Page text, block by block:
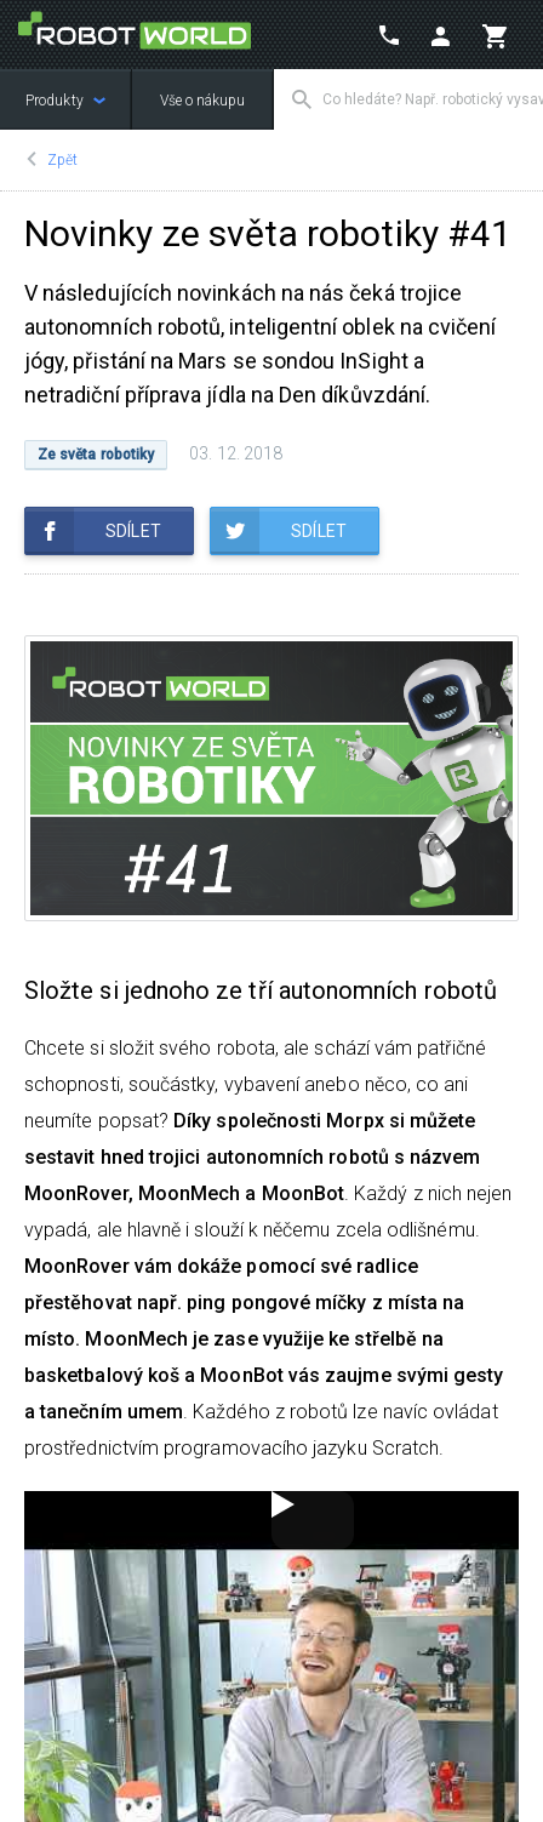
Produkty Vše o nákupu
Zpět
Novinky ze světa robotiky #41
V následujících novinkách na nás čeká trojice
autonomních robotů, inteligentní oblek na cvičení
jógy, přistání na Mars se sondou InSight a
netradiční příprava jídla na Den díkůvzdání.
Ze světa robotiky 03. 12. 2018
SDÍLET SDÍLET
Složte si jednoho ze tří autonomních robotů
Chcete si složit svého robota, ale schází vám patřičné
schopnosti, součástky, vybavení anebo něco, co ani
neumíte popsat? Díky společnosti Morpx si můžete
sestavit hned trojici autonomních robotů s názvem
MoonRover, MoonMech a MoonBot . Každý z nich nejen
vypadá, ale hlavně i slouží k něčemu zcela odlišnému.
MoonRover vám dokáže pomocí své radlice
přestěhovat např. ping pongové míčky z místa na
místo. MoonMech je zase využije ke střelbě na
basketbalový koš a MoonBot vás zaujme svými gesty
a tanečním umem . Každého z robotů lze navíc ovládat
prostřednictvím programovacího jazyku Scratch.